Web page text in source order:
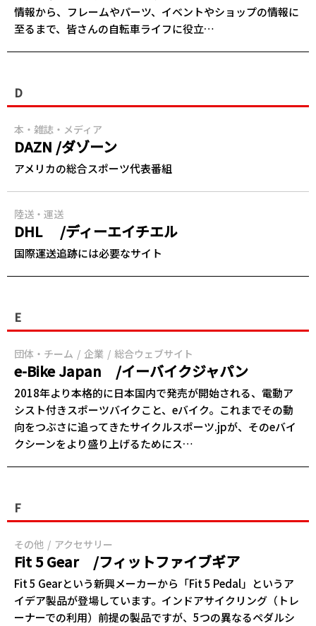
情報から、フレームやパーツ、イベントやショップの情報に
至るまで、皆さんの自転車ライフに役立…
D
本・雑誌・メディア
DAZN /ダゾーン
アメリカの総合スポーツ代表番組
陸送・運送
DHL /ディーエイチエル
国際運送追跡には必要なサイト
E
団体・チーム 企業 総合ウェブサイト
e-Bike Japan /イーバイクジャパン
2018年より本格的に日本国内で発売が開始される、電動ア
シスト付きスポーツバイクこと、eバイク。これまでその動
向をつぶさに追ってきたサイクルスポーツ.jpが、そのeバイ
クシーンをより盛り上げるためにス…
F
その他 アクセサリー
Fit 5 Gear /フィットファイブギア
Fit 5 Gearという新興メーカーから「Fit 5 Pedal」というア
イデア製品が登場しています。インドアサイクリング（トレ
ーナーでの利用）前提の製品ですが、5つの異なるペダルシ